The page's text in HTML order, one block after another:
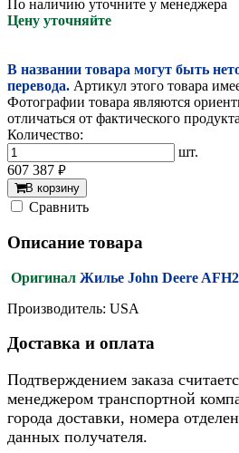
По наличию уточните у менеджера
Цену уточняйте
В названии товара могут быть
перевода. Артикул этого товара
Фотографии товара являются
отличаться от фактического
Количество:
шт.
607 387 руб.
В корзину
Cравнить
Описание товара
Оригинал Жилье John Deere
Производитель: USA
Доставка и оплата
Подтверждением заказа
менеджером транспортной
города доставки, номера
данных получателя.